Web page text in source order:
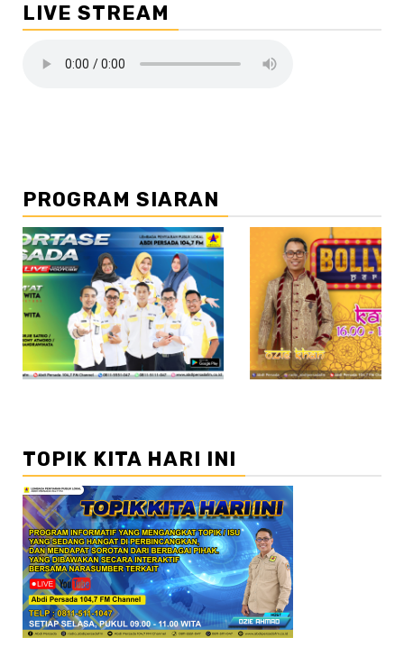
LIVE STREAM
PROGRAM SIARAN
//2
TOPIK KITA HARI INI